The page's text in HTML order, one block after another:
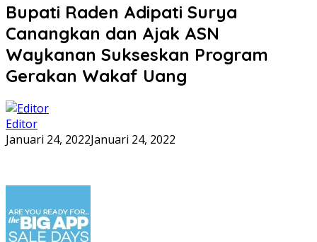
Bupati Raden Adipati Surya
Canangkan dan Ajak ASN
Waykanan Sukseskan Program
Gerakan Wakaf Uang
Editor
Januari 24, 2022Januari 24, 2022